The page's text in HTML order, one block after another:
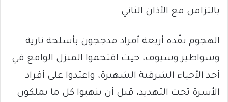
بالتزامن مع الأذان الثاني.
الهجوم نفّذه أربعة أفراد مدججون بأسلحة نارية
وسواطير وسيوف، حيث اقتحموا المنزل الواقع في
أحد الأحياء الشرقية الشهيرة، واعتدوا على أفراد
الأسرة تحت التهديد، قبل أن ينهبوا كل ما يملكون